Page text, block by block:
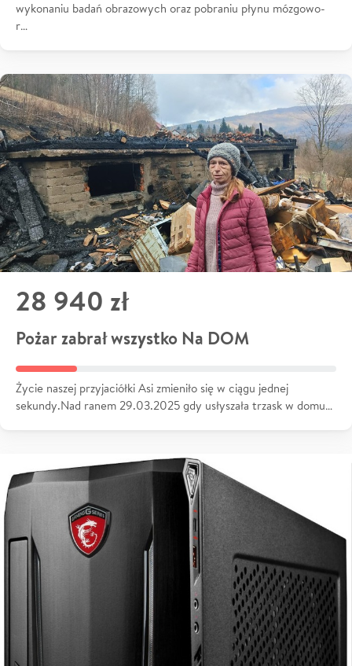
wykonaniu badań obrazowych oraz pobraniu płynu mózgowo-
r…
28 940 zł
Pożar zabrał wszystko Na DOM
Życie naszej przyjaciółki Asi zmieniło się w ciągu jednej
sekundy.Nad ranem 29.03.2025 gdy usłyszała trzask w domu…